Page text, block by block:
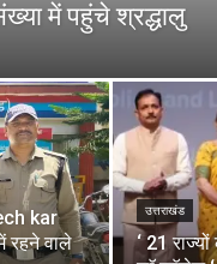
में पहुंचे श्रद्धालु
kar
रहने वाले
उत्तराखंड
‘ 21